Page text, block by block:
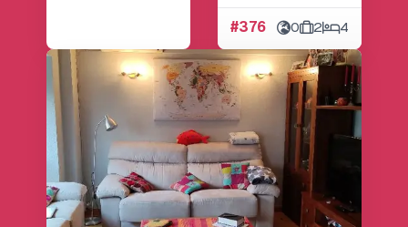
#376 0 2 4